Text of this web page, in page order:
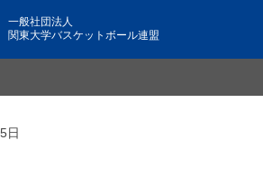
一般社団法人
関東大学バスケットボール連盟
日